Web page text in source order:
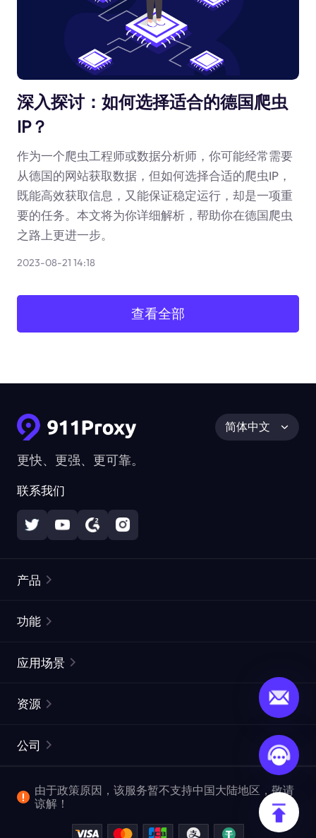
深入探讨：如何选择适合的德国爬虫
IP？
作为一个爬虫工程师或数据分析师，你可能经常需要
从德国的网站获取数据，但如何选择合适的爬虫IP，
既能高效获取信息，又能保证稳定运行，却是一项重
要的任务。本文将为你详细解析，帮助你在德国爬虫
之路上更进一步。
2023-08-21 14:18
查看全部
更快、更强、更可靠。
联系我们
简体中文
产品
静态住宅代理
网页抓取 API
视频下载 API
功能
ISP代理
ProxySite
应用场景
市场研究
爬行和索引
查看全部使用场景
资源
常见问题解答
位置
公司
企业服务
反洗钱合规计划
由于政策原因，该服务暂不支持中国大陆地区，敬请
谅解！